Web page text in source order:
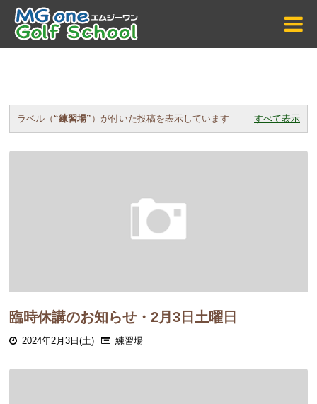
ラベル（ 練習場 ）が付いた投稿を表示しています すべて表示
臨時休講のお知らせ・2月3日土曜日
2024年2月3日(土) 練習場